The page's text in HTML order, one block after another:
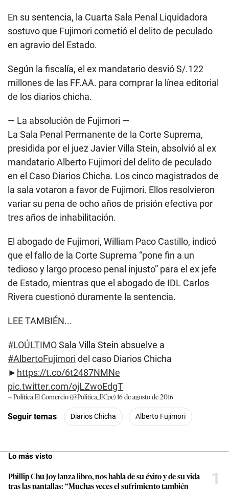
En su sentencia, la Cuarta Sala Penal Liquidadora
sostuvo que Fujimori cometió el delito de peculado
en agravio del Estado.
Según la fiscalía, el ex mandatario desvió S/.122
millones de las FF.AA. para comprar la línea editorial
de los diarios chicha.
— La absolución de Fujimori —
La Sala Penal Permanente de la Corte Suprema,
presidida por el juez Javier Villa Stein, absolvió al ex
mandatarioAlberto Fujimori del delito de peculado
en el Caso Diarios Chicha. Los cinco magistrados de
la sala votaron a favor de Fujimori. Ellos resolvieron
variar su pena de ocho años de prisión efectiva por
tres años de inhabilitación.
El abogado de Fujimori, William Paco Castillo, indicó
que el fallo de la Corte Suprema “pone fin a un
tedioso y largo proceso penal injusto” para el ex jefe
de Estado, mientras que el abogado de IDL Carlos
Rivera cuestionó duramente la sentencia.
LEE TAMBIÉN...
#LOÚLTIMOSala Villa Stein absuelve a
#AlbertoFujimori del caso Diarios Chicha
► https://t.co/6t2487NMNe
pic.twitter.com/ojLZwoEdgT
— Política El Comercio (@Politica_ECpe)16 de agosto de 2016
Seguir temas Diarios Chicha Alberto Fujimori
Lo más visto
Phillip Chu Joy lanza libro, nos habla de su éxito y de su vida
tras las pantallas: “Muchas veces el sufrimiento también
1